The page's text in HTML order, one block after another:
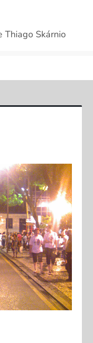
Thiago Skárnio